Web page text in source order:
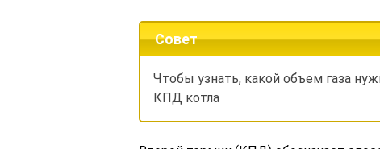
Совет
Чтобы узнать, какой объем газа
КПД котла